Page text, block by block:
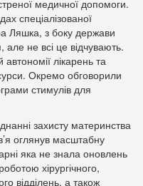
медичної допомоги.
спеціалізованої
Ляшка, з боку держави
не всі це відчувають.
лікарень та
Окремо обговорили
стимулів для
захисту материнства
оглянув масштабну
яка не знала оновлень
хірургічного,
відділень, а також